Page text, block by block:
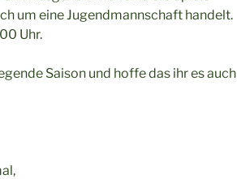
um eine Jugendmannschaft handelt.
Uhr.
Saison und hoffe das ihr es auch